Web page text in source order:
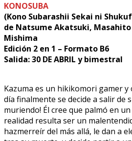
KONOSUBA
(Kono Subarashii Sekai ni
de Natsume Akatsuki,
Mishima
Edición 2 en 1 – Formato B6
Salida: 30 DE ABRIL y bimestral
Kazuma es un hikikomori gamer
día finalmente se decide a salir de
muriendo! Él cree que palmó en
realidad resulta ser un
hazmerreír del más allá, le dan a